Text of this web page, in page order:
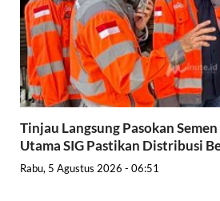
Tinjau Langsung Pasokan
Utama SIG Pastikan Distribusi
Rabu, 5 Agustus 2026 - 06:51